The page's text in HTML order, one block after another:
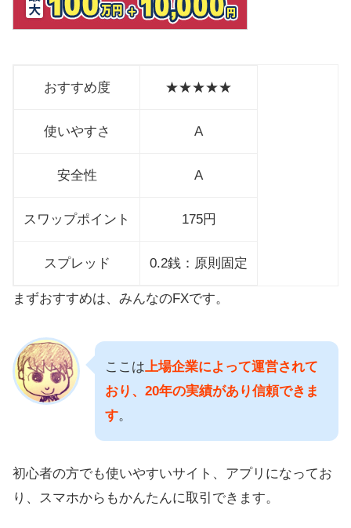
おすすめ度 ★★★★★
使いやすさ A
安全性 A
スワップポイント 175円
スプレッド 0.2銭：原則固定
まずおすすめは、みんなのFXです。
ここは上場企業によって運営されて
おり、20年の実績があり信頼できま
す。
初心者の方でも使いやすいサイト、アプリになってお
り、スマホからもかんたんに取引できます。